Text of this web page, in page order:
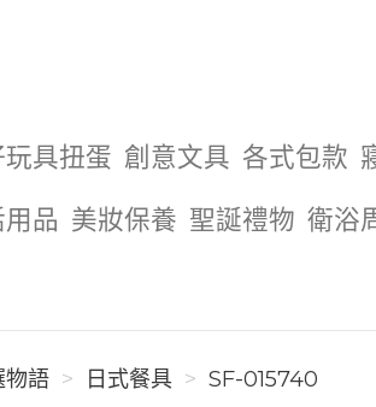
玩具扭蛋 創意文具 各式包款
用品 美妝保養 聖誕禮物 衛浴
物語 日式餐具 SF-015740